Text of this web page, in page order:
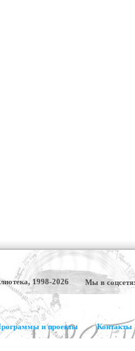
1998-2026 Мы в
и проекты Контакты